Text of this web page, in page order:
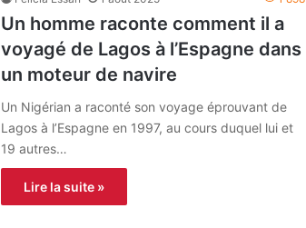
Un homme raconte comment il a
voyagé de Lagos à l’Espagne dans
un moteur de navire
Un Nigérian a raconté son voyage éprouvant de
Lagos à l’Espagne en 1997, au cours duquel lui et
19 autres…
Lire la suite »